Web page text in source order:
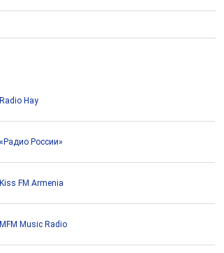
Radio Hay
«Радио России»
Kiss FM Armenia
MFM Music Radio